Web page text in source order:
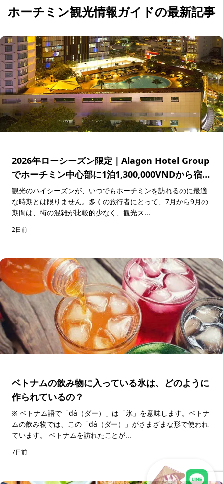
ホーチミン観光情報ガイドの最新記事
2026年ローシーズン限定｜Alagon Hotel Group
でホーチミン中心部に1泊1,300,000VNDから宿泊
できる特別キャンペーン
観光のハイシーズンが、いつでもホーチミンを訪れるのに最適
な時期とは限りません。多くの旅行者にとって、7月から9月の
期間は、街の混雑が比較的少なく、観光ス...
2日前
ベトナムの飲み物に入っている氷は、どのように
作られているの？
※ ベトナム語で「đá（ダー）」は「氷」を意味します。ベトナ
ムの飲み物では、この「đá（ダー）」がさまざまな形で使われ
ています。 ベトナムを訪れたことが...
7日前